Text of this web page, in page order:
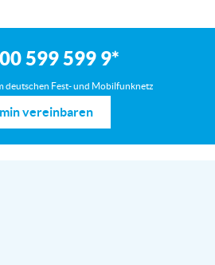
599 599 9*
deutschen Fest- und Mobilfunknetz
vereinbaren